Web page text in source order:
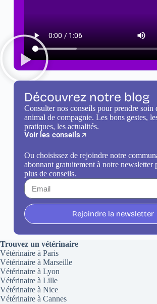
Découvrez notre blog
Consulter nos conseils pour prendre soin
animal de compagnie. Les bons gestes,
pratiques, les actualités.
Voir les conseils
Ou choisissez de rejoindre notre
abonnant gratuitement à notre newsletter
plus de conseils.
Rejoindre la newsletter
Trouvez un vétérinaire
Vétérinaire à Paris
Vétérinaire à Marseille
Vétérinaire à Lyon
Vétérinaire à Lille
Vétérinaire à Nice
Vétérinaire à Cannes